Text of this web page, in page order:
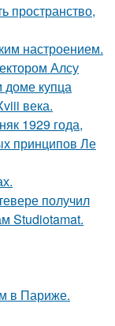
пространство,
настроением.
Алсу
доме купца
века.
1929 года,
принципов Ле
получил
Studiotamat.
в Париже.